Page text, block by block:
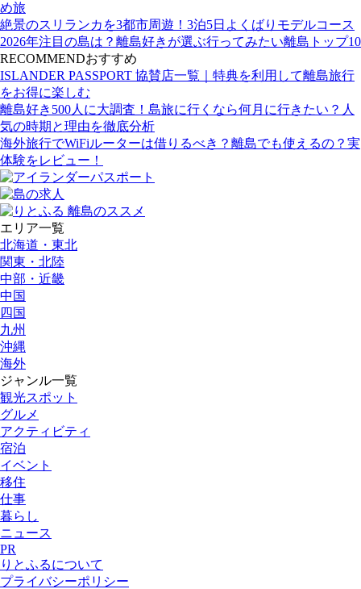
め旅
絶景のスリランカを3都市周遊！3泊5日よくばりモデルコース
2026年注目の島は？離島好きが選ぶ行ってみたい離島トップ10
RECOMMENDおすすめ
ISLANDER PASSPORT 協賛店一覧｜特典を利用して離島旅行
をお得に楽しむ
離島好き500人に大調査！島旅に行くなら何月に行きたい？人
気の時期と理由を徹底分析
海外旅行でWiFiルーターは借りるべき？離島でも使えるの？実
体験をレビュー！
エリア一覧
北海道・東北
関東・北陸
中部・近畿
中国
四国
九州
沖縄
海外
ジャンル一覧
観光スポット
グルメ
アクティビティ
宿泊
イベント
移住
仕事
暮らし
ニュース
PR
りとふるについて
プライバシーポリシー